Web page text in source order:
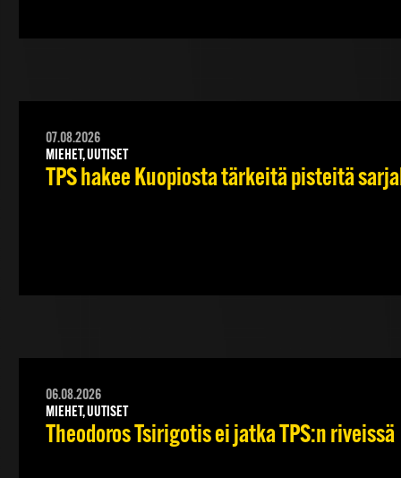
07.08.2026
MIEHET, UUTISET
TPS hakee Kuopiosta tärkeitä pisteitä
06.08.2026
MIEHET, UUTISET
Theodoros Tsirigotis ei jatka TPS:n riveissä